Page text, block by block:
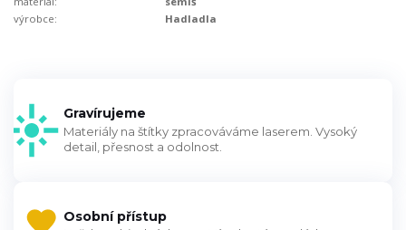
výrobce:
Hadladla
Gravírujeme
Materiály na štítky zpracováváme laserem. Vysoký
detail, přesnost a odolnost.
Osobní přístup